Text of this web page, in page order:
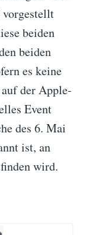
vorgestellt
beiden
beiden
es keine
der Apple-
Event
des 6. Mai
ist, an
wird.